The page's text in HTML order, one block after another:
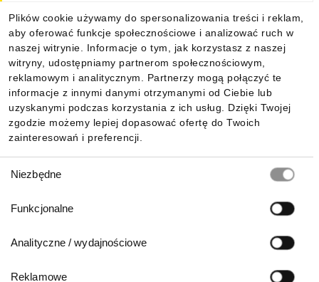
Plików cookie używamy do spersonalizowania treści i reklam,
aby oferować funkcje społecznościowe i analizować ruch w
naszej witrynie. Informacje o tym, jak korzystasz z naszej
witryny, udostępniamy partnerom społecznościowym,
reklamowym i analitycznym. Partnerzy mogą połączyć te
informacje z innymi danymi otrzymanymi od Ciebie lub
uzyskanymi podczas korzystania z ich usług. Dzięki Twojej
zgodzie możemy lepiej dopasować ofertę do Twoich
zainteresowań i preferencji.
zgody
Niezbędne
Funkcjonalne
Analityczne / wydajnościowe
Reklamowe
Informacje
Pobierz naszą aplikację mobilną: